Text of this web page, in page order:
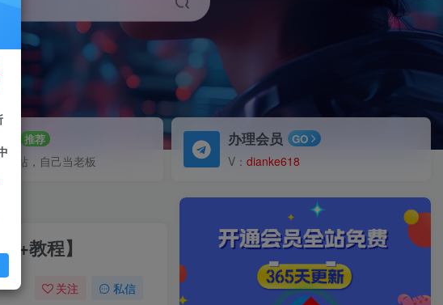
推荐
网站，自己当老板
办理会员 GO
V： dianke618
+教程】
关注 私信